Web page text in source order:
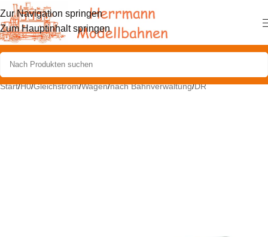
Zur Navigation springen
Zum Hauptinhalt springen
Start/H0/Gleichstrom/Wagen/nach Bahnverwaltung/DR